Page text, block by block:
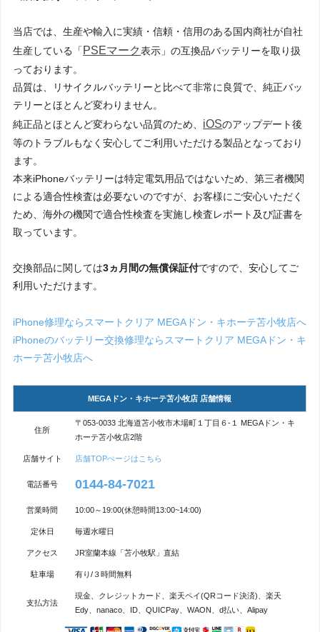
当店では、生産や輸入に実績・信頼・信用のある国内商社が自社
生産している「 PSEマーク表示」の互換品バッテリーを取り扱
っております。
品質は、リサイクルバッテリーと比べて非常に良質で、純正バッ
テリーとほとんど変わりません。
純正品とほとんど変わらない品質のため、 iOSのアップデート後
等のトラブルもなく安心してご利用いただける製品となっており
ます。
本来iPhoneバッテリーは特定電気用品ではないため、第三者機関
による適合性検査は必要ないのですが、お客様にご安心いただく
ため、海外の機関で適合性検査を実施し検査レポート及び証書を
取っています。
交換部品に関しては3ヵ月間の無償保証付ですので、安心してご
利用いただけます。
iPhone修理ならスマートクリア MEGAドン・キホーテ苫小牧店へ
iPhoneのバッテリー交換修理ならスマートクリア MEGAドン・キ
ホーテ苫小牧店へ
MEGAドン・キホーテ苫小牧店 店舗情報
住所
〒053-0033 北海道苫小牧市木場町１丁目６-１ MEGAドン・キ
ホーテ苫小牧店2階
店舗サイト 店舗TOPぺージはこちら
電話番号 0144-84-7021
営業時間 10:00～19:00(休憩時間13:00~14:00)
定休日 毎週水曜日
アクセス JR室蘭本線「苫小牧駅」直結
駐車場 有り/３時間無料
支払方法
現金、クレジットカード、楽天ペイ(QRコード決済)、楽天
Edy、nanaco、ID、QUICPay、WAON、d払い、Alipay